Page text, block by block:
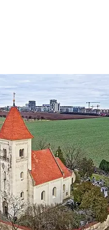
08. 2026
výstavba v jihozápadním
z pozice ÚMČ Praha
např. v lokalitě
nově schválený